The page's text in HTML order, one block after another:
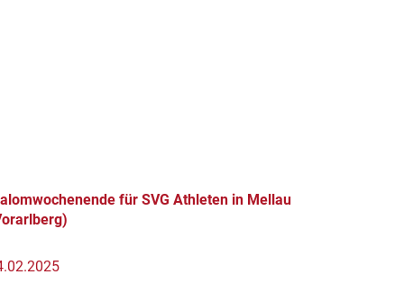
für SVG Athleten in Mellau